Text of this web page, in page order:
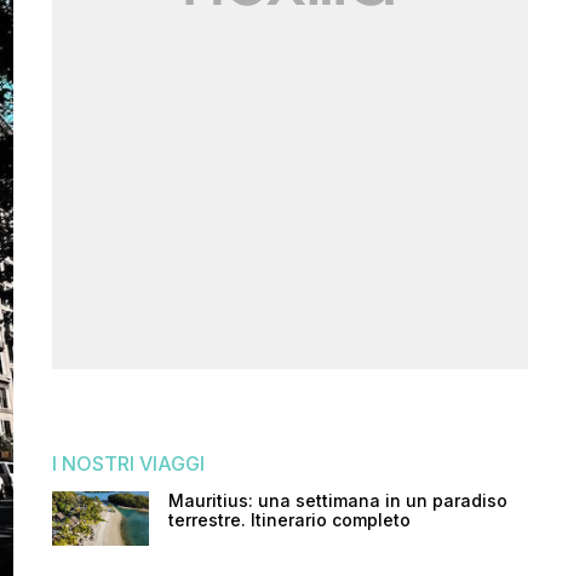
I NOSTRI VIAGGI
Mauritius: una settimana in un paradiso
terrestre. Itinerario completo